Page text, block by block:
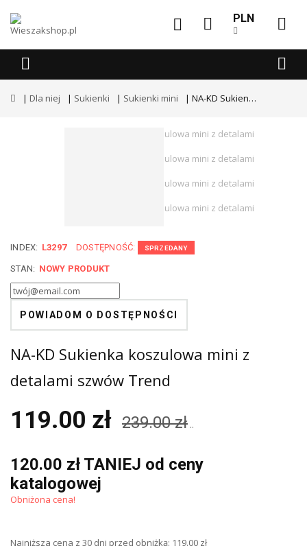
PLN
Dla niej Sukienki Sukienki mini NA-KD Sukienka koszulowa mini z detalami szwów Trend
INDEX: L3297 DOSTĘPNOŚĆ: SPRZEDANY
STAN: NOWY PRODUKT
POWIADOM O DOSTĘPNOŚCI
NA-KD Sukienka koszulowa mini z
detalami szwów Trend
119.00 zł 239.00 zł ..
120.00 zł TANIEJ od ceny
katalogowej
Obniżona cena!
Najniższa cena z 30 dni przed obniżką: 119.00 zł